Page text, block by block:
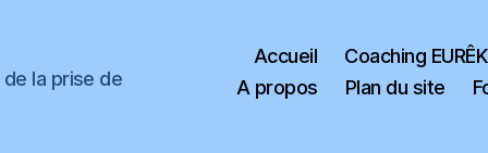
la prise de
Accueil
Coaching
A propos
Plan du site